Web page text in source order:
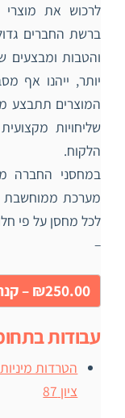
לרכוש את
ברשת החברים
והטבות ומבצעים
יותר, ייהנו אף
המוצרים תתבצע
שליחויות
הלקוח.
במחסני החברה
מערכת ממוחשבת
לכל מחסן על פי
–
₪250.00 – קנה עכשיו
עבודות
הטרדות
ציון 87